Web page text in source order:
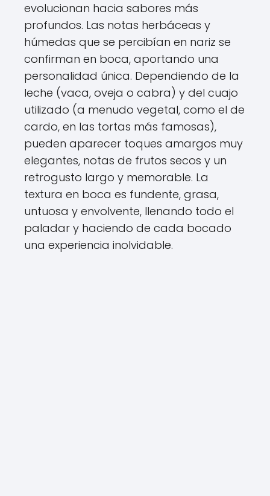
evolucionan hacia sabores más
profundos. Las notas herbáceas y
húmedas que se percibían en nariz se
confirman en boca, aportando una
personalidad única. Dependiendo de la
leche (vaca, oveja o cabra) y del cuajo
utilizado (a menudo vegetal, como el de
cardo, en las tortas más famosas),
pueden aparecer toques amargos muy
elegantes, notas de frutos secos y un
retrogusto largo y memorable. La
textura en boca es fundente, grasa,
untuosa y envolvente, llenando todo el
paladar y haciendo de cada bocado
una experiencia inolvidable.